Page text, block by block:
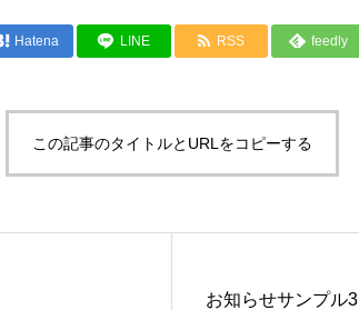
Hatena LINE RSS feedly
この記事のタイトルとURLをコピーする
お知らせサンプル3